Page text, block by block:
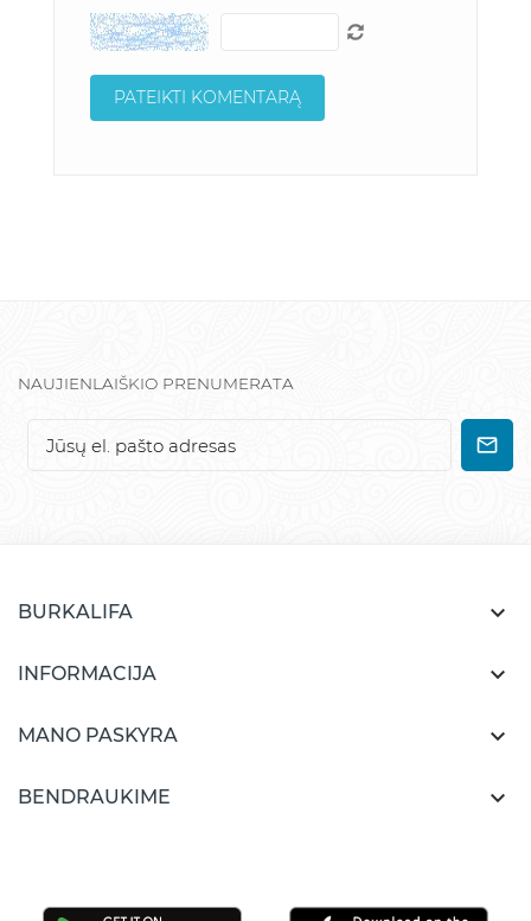
NAUJIENLAIŠKIO PRENUMERATA
BURKALIFA 
INFORMACIJA 
MANO PASKYRA 
BENDRAUKIME 